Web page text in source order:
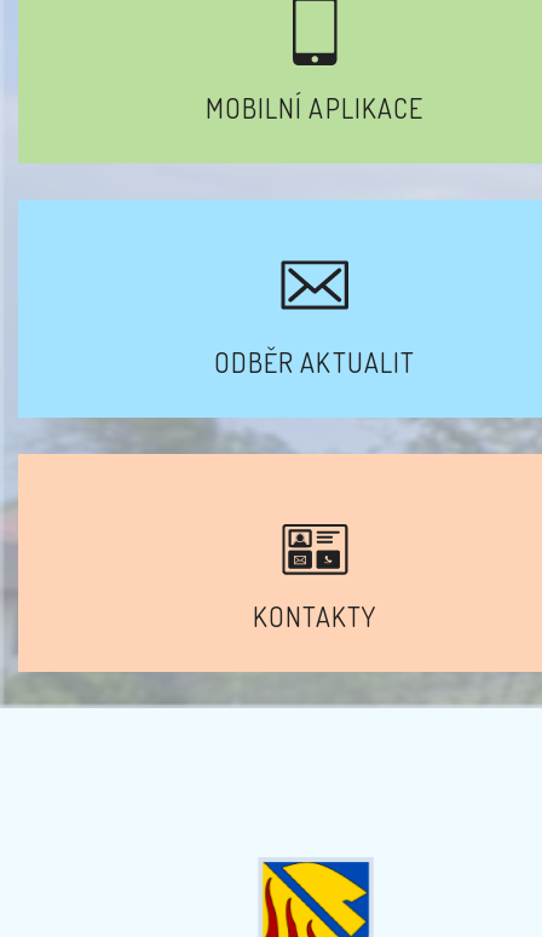
MOBILNÍ APLIKACE
ODBĚR AKTUALIT
KONTAKTY